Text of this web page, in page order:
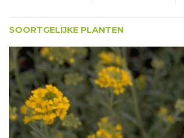
SOORTGELIJKE PLANTEN